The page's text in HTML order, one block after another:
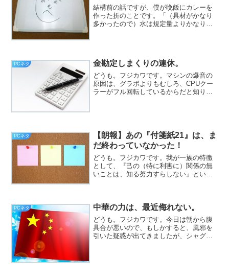
結構前の話ですが、僕が晩飯にカレーを
作った折のことです。「（具材がかなり
多かったので）水は規定量よりかなり多
PCネタ 金勘定しまくりの連休。
どうも。フジカワです。マシンの爆音の
原因は、グラボよりもむしろ、CPUクー
ラーがフル回転しているからだと知り、
PCネタ
【朗報】あの『付箋紙21』は、ま
だ終わっていなかった！
どうも。フジカワです。我が一族の特徴
として、『己の（特に利害に）関係の無
いことは、知る努力すらしない』という
るまでもない、『Inte...
PCネタ 中華の力は、最近侮れない。
どうも。フジカワです。今日は朝から腹
具合が悪いので、もしかすると、風邪を
引いた疑惑が出てきましたが、シャグの